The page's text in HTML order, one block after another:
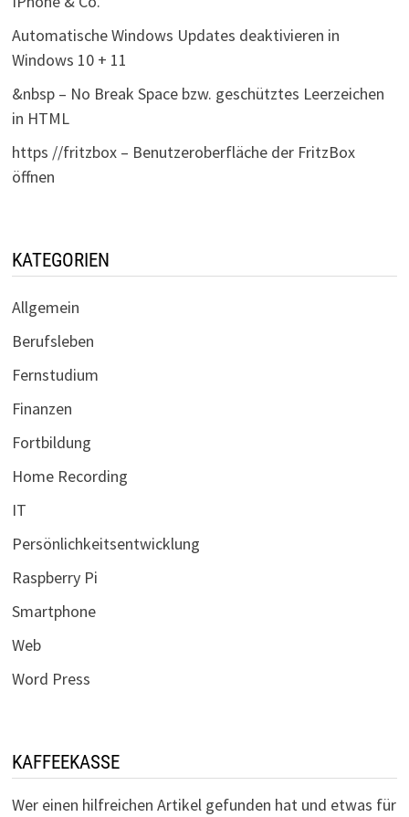
Automatische Windows Updates deaktivieren in
Windows 10 + 11
&nbsp – No Break Space bzw. geschütztes Leerzeichen
in HTML
https //fritzbox – Benutzeroberfläche der FritzBox
öffnen
KATEGORIEN
Allgemein
Berufsleben
Fernstudium
Finanzen
Fortbildung
Home Recording
IT
Persönlichkeitsentwicklung
Raspberry Pi
Smartphone
Web
Word Press
KAFFEEKASSE
Wer einen hilfreichen Artikel gefunden hat und etwas für